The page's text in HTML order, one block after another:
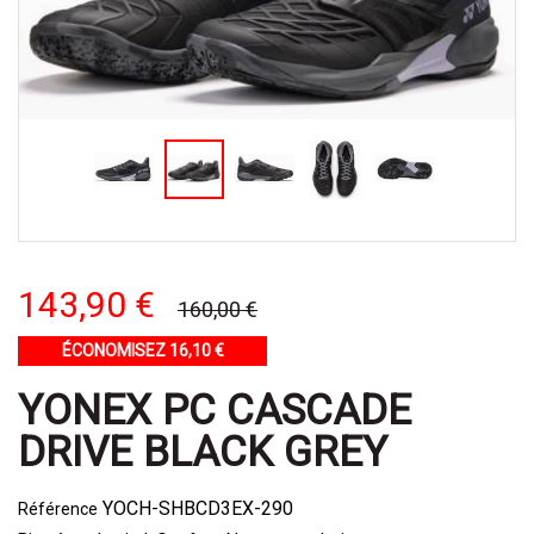
143,90 € 160,00 €
ÉCONOMISEZ 16,10 €
YONEX PC CASCADE
DRIVE BLACK GREY
Référence YOCH-SHBCD3EX-290